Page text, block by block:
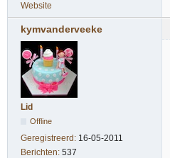
Website
kymvanderveeke
Lid
Offline
Geregistreerd: 16-05-2011
Berichten: 537